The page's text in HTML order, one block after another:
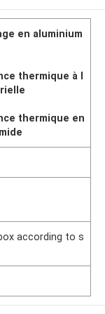
en aluminium
thermique à l
thermique en
according to s